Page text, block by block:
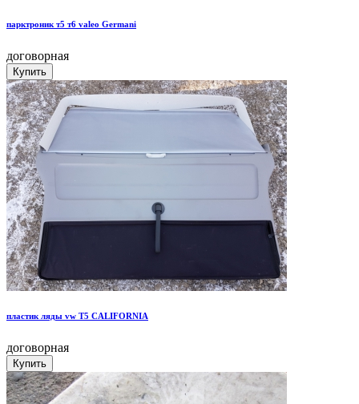
парктроник т5 т6 valeo Germani
договорная
пластик ляды vw T5 CALIFORNIA
договорная